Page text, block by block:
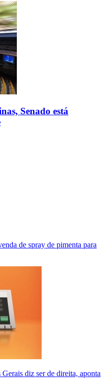
Senado está
de spray de pimenta para
diz ser de direita, aponta